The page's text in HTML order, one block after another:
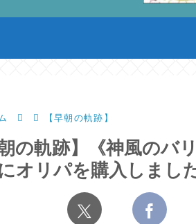
【早朝の軌跡】
朝の軌跡】《神風のバ
オリパを購入しま